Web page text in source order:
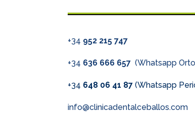
+34 952 215 747
+34 636 666 657(Whatsapp
+34 648 06 41 87 (Whatsapp
info@clinicadentalceballos.com